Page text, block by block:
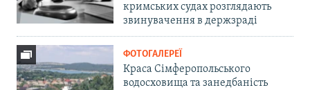
кримських судах розглядають
звинувачення в держзраді
ФОТОГАЛЕРЕЇ
Краса Сімферопольського
водосховища та занедбаність